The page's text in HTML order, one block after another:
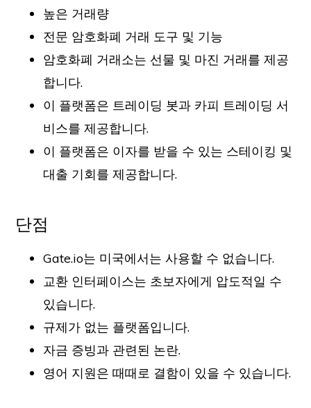
높은 거래량
전문 암호화폐 거래 도구 및 기능
암호화폐 거래소는 선물 및 마진 거래를 제공
합니다.
이 플랫폼은 트레이딩 봇과 카피 트레이딩 서
비스를 제공합니다.
이 플랫폼은 이자를 받을 수 있는 스테이킹 및
대출 기회를 제공합니다.
단점
Gate.io는 미국에서는 사용할 수 없습니다.
교환 인터페이스는 초보자에게 압도적일 수
있습니다.
규제가 없는 플랫폼입니다.
자금 증빙과 관련된 논란.
영어 지원은 때때로 결함이 있을 수 있습니다.